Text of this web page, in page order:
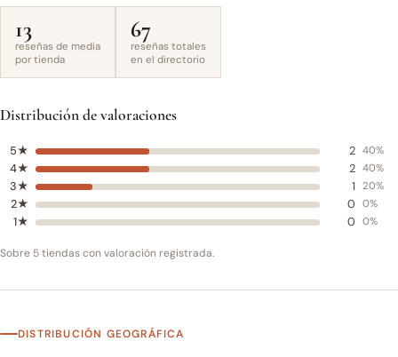
13
reseñas de media
por tienda
67
reseñas totales
en el directorio
Distribución de valoraciones
5★ 2 40%
4★ 2 40%
3★ 1 20%
2★ 0 0%
1★ 0 0%
Sobre 5 tiendas con valoración registrada.
DISTRIBUCIÓN GEOGRÁFICA